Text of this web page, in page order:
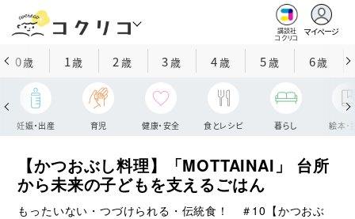
講談社
コクリコ
マイページ
0歳 1歳 2 歳 3歳 4歳 5歳 6歳
妊娠・出産 育児 健康・安全 食とレシピ 暮らし 絵本・
【かつおぶし料理】「MOTTAINAI」 台所
から未来の子どもを支えるごはん
もったいない・つづけられる・伝統食！ ＃10【かつおぶ